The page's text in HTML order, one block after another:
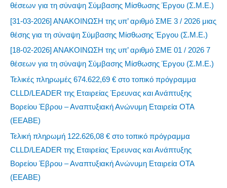
θέσεων για τη σύναψη Σύμβασης Μίσθωσης Έργου (Σ.Μ.Ε.)
[31-03-2026] ΑΝΑΚΟΙΝΩΣΗ της υπ’ αριθμό ΣΜΕ 3 / 2026 μιας
θέσης για τη σύναψη Σύμβασης Μίσθωσης Έργου (Σ.Μ.Ε.)
[18-02-2026] ΑΝΑΚΟΙΝΩΣΗ της υπ’ αριθμό ΣΜΕ 01 / 2026 7
θέσεων για τη σύναψη Σύμβασης Μίσθωσης Έργου (Σ.Μ.Ε.)
Τελικές πληρωμές 674.622,69 € στο τοπικό πρόγραμμα
CLLD/LEADER της Εταιρείας Έρευνας και Ανάπτυξης
Βορείου Έβρου – Αναπτυξιακή Ανώνυμη Εταιρεία ΟΤΑ
(ΕΕΑΒΕ)
Τελική πληρωμή 122.626,08 € στο τοπικό πρόγραμμα
CLLD/LEADER της Εταιρείας Έρευνας και Ανάπτυξης
Βορείου Έβρου – Αναπτυξιακή Ανώνυμη Εταιρεία ΟΤΑ
(ΕΕΑΒΕ)